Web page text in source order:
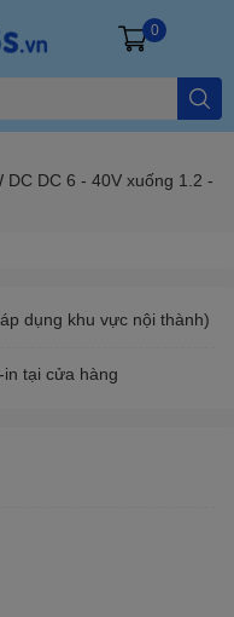
0
DC DC 6 - 40V xuống 1.2 -
dụng khu vực nội thành)
tại cửa hàng